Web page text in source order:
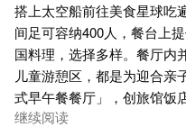
搭上太空船前往美食星球吃
间足可容纳400人，餐台上
国料理，选择多样。餐厅内
儿童游憩区，都是为迎合亲
式早午餐餐厅」，创旅馆饭
继续阅读